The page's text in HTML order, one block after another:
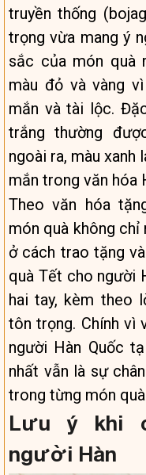
truyền thống
trọng vừa mang ý
sắc của món quà
màu đỏ và vàng
mắn và tài lộc.
trắng thường
ngoài ra, màu xanh
mắn trong văn hóa
Theo văn hóa
món quà không
ở cách trao tặng
quà Tết cho người
hai tay, kèm theo
tôn trọng. Chính vì
người Hàn Quốc
nhất vẫn là sự
trong từng món
Lưu ý khi
người Hàn